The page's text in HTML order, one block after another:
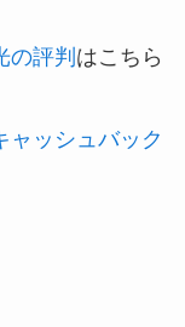
の評判 はこちら
ャッシュバック